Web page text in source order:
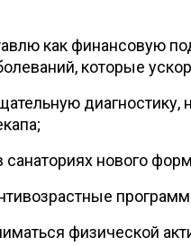
как финансовую
которые
санаториях нового
физической